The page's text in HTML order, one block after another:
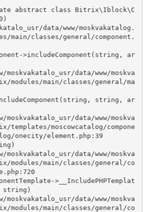
abstract class Bitrix\Iblock\C
data/www/moskvakatalog.
main/classes/general/component.
>includeComponent(string, ar
main/classes/general/ma
string, ar
moscowcatalog/compone
onecity/element.php:39
modules/main/classes/general/co
>__IncludePHPTemplat
string)
modules/main/classes/general/co